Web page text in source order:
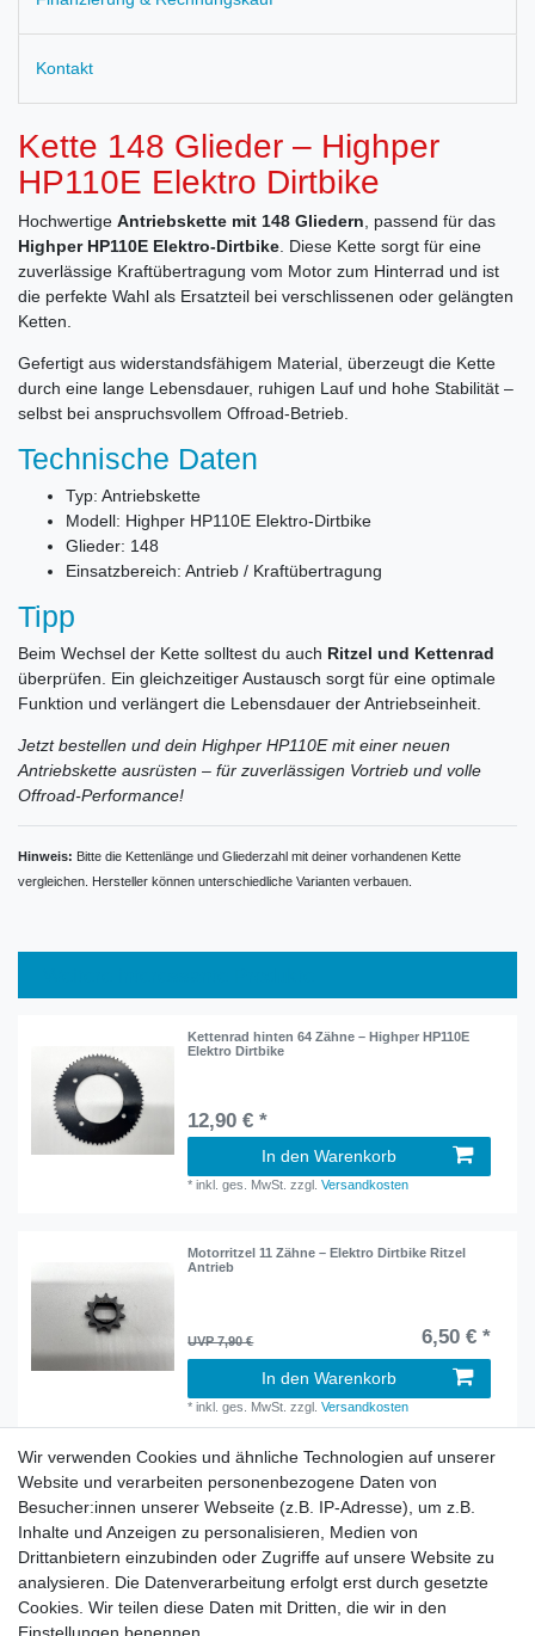
Kontakt
Kette 148 Glieder – Highper
HP110E Elektro Dirtbike
Hochwertige Antriebskette mit 148 Gliedern, passend für das
Highper HP110E Elektro-Dirtbike. Diese Kette sorgt für eine
zuverlässige Kraftübertragung vom Motor zum Hinterrad und ist
die perfekte Wahl als Ersatzteil bei verschlissenen oder gelängten
Ketten.
Gefertigt aus widerstandsfähigem Material, überzeugt die Kette
durch eine lange Lebensdauer, ruhigen Lauf und hohe Stabilität –
selbst bei anspruchsvollem Offroad-Betrieb.
Technische Daten
Typ: Antriebskette
Modell: Highper HP110E Elektro-Dirtbike
Glieder: 148
Einsatzbereich: Antrieb / Kraftübertragung
Tipp
Beim Wechsel der Kette solltest du auch Ritzel und Kettenrad
überprüfen. Ein gleichzeitiger Austausch sorgt für eine optimale
Funktion und verlängert die Lebensdauer der Antriebseinheit.
Jetzt bestellen und dein Highper HP110E mit einer neuen
Antriebskette ausrüsten – für zuverlässigen Vortrieb und volle
Offroad-Performance!
Hinweis: Bitte die Kettenlänge und Gliederzahl mit deiner vorhandenen Kette
vergleichen. Hersteller können unterschiedliche Varianten verbauen.
Kettenrad hinten 64 Zähne – Highper HP110E
Elektro Dirtbike
12,90 € *
In den Warenkorb
*inkl. ges. MwSt. zzgl.Versandkosten
Motorritzel 11 Zähne – Elektro Dirtbike Ritzel
Antrieb
UVP 7,90 € 6,50 € *
In den Warenkorb
*inkl. ges. MwSt. zzgl.Versandkosten
Rechtliches
AGB
Widerrufsrecht
Impressum
Wir verwenden Cookies und ähnliche Technologien auf unserer
Website und verarbeiten personenbezogene Daten von
Besucher:innen unserer Webseite (z.B. IP-Adresse), um z.B.
Inhalte und Anzeigen zu personalisieren, Medien von
Drittanbietern einzubinden oder Zugriffe auf unsere Website zu
analysieren. Die Datenverarbeitung erfolgt erst durch gesetzte
Cookies. Wir teilen diese Daten mit Dritten, die wir in den